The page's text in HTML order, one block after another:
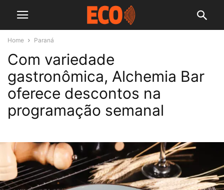
Home Paraná
Com variedade
gastronômica, Alchemia Bar
oferece descontos na
programação semanal